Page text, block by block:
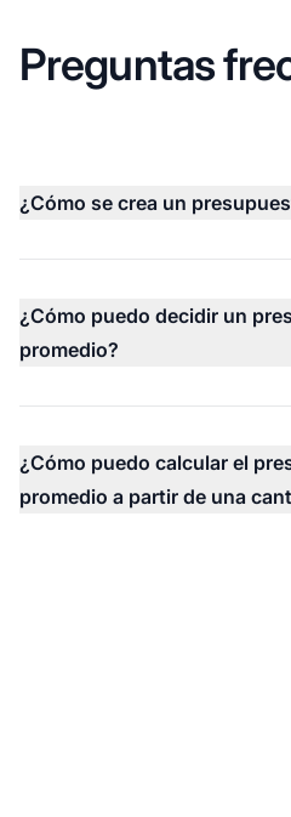
Preguntas
¿Cómo se crea un
¿Cómo puedo decidir un
promedio?
¿Cómo puedo calcular el
promedio a partir de una